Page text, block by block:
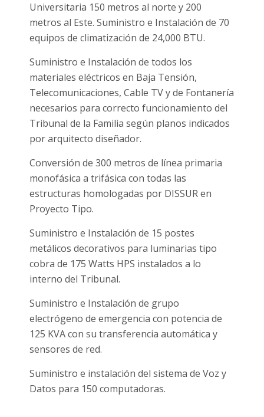
Universitaria 150 metros al norte y 200
metros al Este. Suministro e Instalación de 70
equipos de climatización de 24,000 BTU.
Suministro e Instalación de todos los
materiales eléctricos en Baja Tensión,
Telecomunicaciones, Cable TV y de Fontanería
necesarios para correcto funcionamiento del
Tribunal de la Familia según planos indicados
por arquitecto diseñador.
Conversión de 300 metros de línea primaria
monofásica a trifásica con todas las
estructuras homologadas por DISSUR en
Proyecto Tipo.
Suministro e Instalación de 15 postes
metálicos decorativos para luminarias tipo
cobra de 175 Watts HPS instalados a lo
interno del Tribunal.
Suministro e Instalación de grupo
electrógeno de emergencia con potencia de
125 KVA con su transferencia automática y
sensores de red.
Suministro e instalación del sistema de Voz y
Datos para 150 computadoras.